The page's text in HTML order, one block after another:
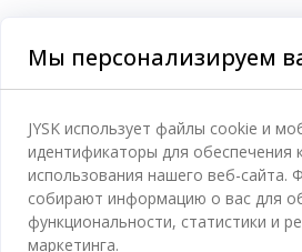
Категории
Спальня
Ванная
Отдел обслуживания клиентов
Контакты службы поддержки
Мы персонализируем
JYSK использует файлы cookie и
идентификаторы для обеспечения
использования нашего веб-сайта.
собирают информацию о вас для
функциональности, статистики и
маркетинга.